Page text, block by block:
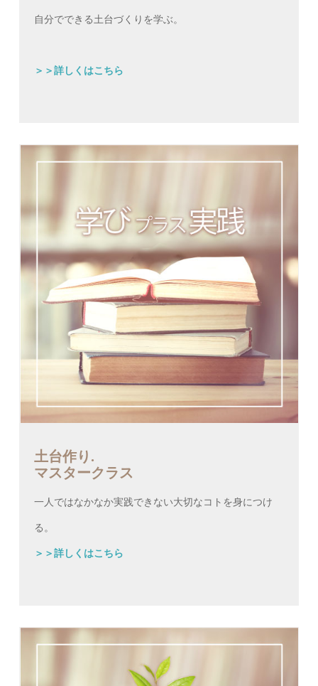
自分でできる土台づくりを学ぶ。
＞＞詳しくはこちら
土台作り.
マスタークラス
一人ではなかなか実践できない大切なコトを身につけ
る。
＞＞詳しくはこちら